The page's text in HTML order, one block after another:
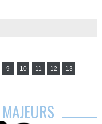
9 10 11 12 13